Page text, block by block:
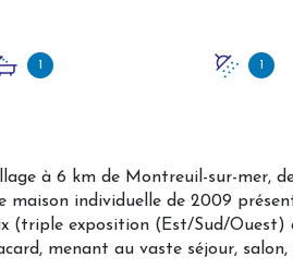
1 1
à 6 km de Montreuil-sur-mer,
maison individuelle de 2009
(triple exposition (Est/Sud/Ouest)
menant au vaste séjour,